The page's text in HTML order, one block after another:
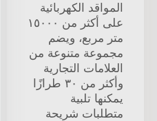
المواقد الكهربائية
على أكثر من ١٥٠٠٠
متر مربع، ويضم
مجموعة متنوعة من
العلامات التجارية
وأكثر من ٣٠ طرازًا
يمكنها تلبية
متطلبات شريحة